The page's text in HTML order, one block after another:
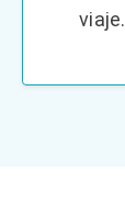
viaje.